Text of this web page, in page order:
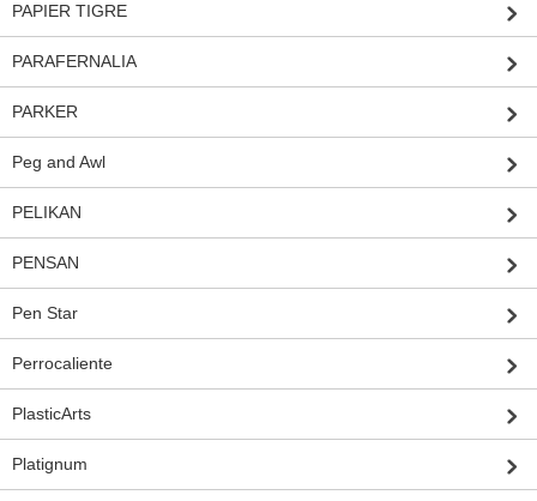
PAPIER TIGRE
PARAFERNALIA
PARKER
Peg and Awl
PELIKAN
PENSAN
Pen Star
Perrocaliente
PlasticArts
Platignum